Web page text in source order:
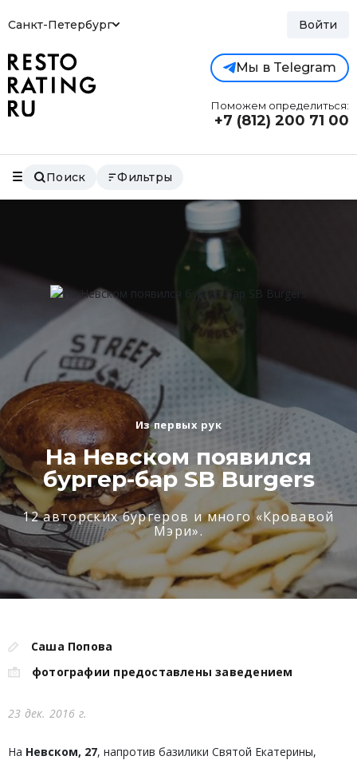
Санкт-Петербург Войти
Мы в Telegram
Поможем определиться:
+7 (812) 200 71 00
Поиск Фильтры
Из первых рук
На Невском появился
бургер-бар SB Burgers
12 авторских бургеров и много «Кровавой
Мэри».
Саша Попова
фотографии предоставлены заведением
23 дек. 2016 г.
На Невском, 27, напротив базилики Святой Екатерины,